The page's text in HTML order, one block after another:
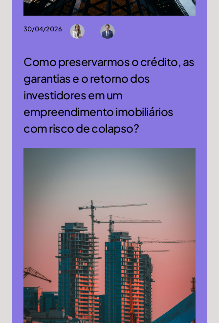
30/04/2026
Como preservarmos o crédito, as
garantias e o retorno dos
investidores em um
empreendimento imobiliários
com risco de colapso?